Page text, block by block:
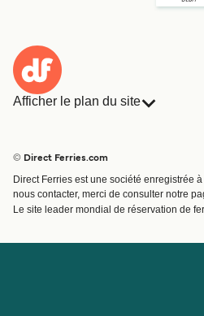
Afficher le plan du site
Traversées et ports
Billet de bateau
© Direct Ferries.com
Direct Ferries est une société enregistrée
nous contacter, merci de consulter notre
Le site leader mondial de réservation de